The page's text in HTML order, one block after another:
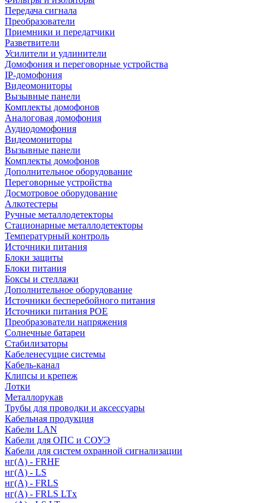
Передача сигнала
Преобразователи
Приемники и передатчики
Разветвители
Усилители и удлинители
Домофония и переговорные устройства
IP-домофония
Видеомониторы
Вызывные панели
Комплекты домофонов
Аналоговая домофония
Аудиодомофония
Видеомониторы
Вызывные панели
Комплекты домофонов
Дополнительное оборудование
Переговорные устройства
Досмотровое оборудование
Алкотестеры
Ручные металлодетекторы
Стационарные металлодетекторы
Температурный контроль
Источники питания
Блоки защиты
Блоки питания
Боксы и стеллажи
Дополнительное оборудование
Источники бесперебойного питания
Источники питания POE
Преобразователи напряжения
Солнечные батареи
Стабилизаторы
Кабеленесущие системы
Кабель-канал
Клипсы и крепеж
Лотки
Металлорукав
Трубы для проводки и аксессуары
Кабельная продукция
Кабели LAN
Кабели для ОПС и СОУЭ
Кабели для систем охранной сигнализации
нг(A) - FRHF
нг(A) - LS
нг(А) - FRLS
нг(А) - FRLS LTx